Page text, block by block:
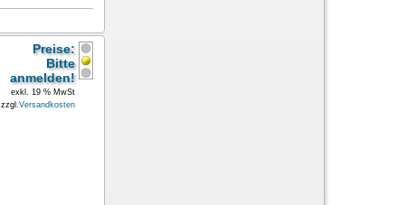
Preise:
Bitte
anmelden!
exkl. 19 % MwSt
zzgl.Versandkosten